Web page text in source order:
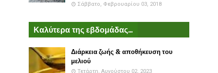
Σάββατο, Φεβρουαρίου 03, 2018
Καλύτερα της εβδομάδας...
Διάρκεια ζωής & αποθήκευση του
μελιού
Τετάρτη, Αυγούστου 02, 2023